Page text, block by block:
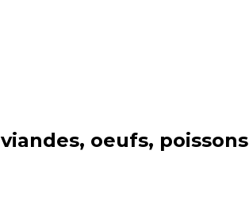
viandes, oeufs, poissons